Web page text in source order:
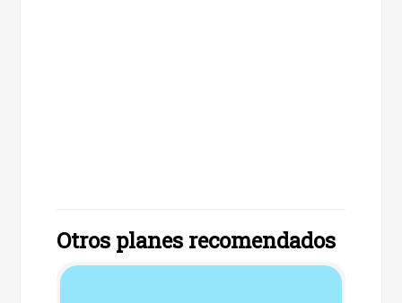
Otros planes recomendados